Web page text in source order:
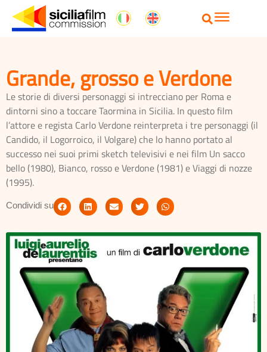
Grande, grosso e Verdone
Le storie di diversi personaggi si intrecciano per Roma e
dintorni sino a toccare Taormina in Sicilia. In questo film
l’attore e regista Carlo Verdone reinterpreta i tre personaggi (il
Candido, il Logorroico, il Volgare) che lo hanno portato al
successo nei suoi primi sketch televisivi e nei film Un sacco
bello (1980), Bianco, rosso e Verdone (1981) e Viaggi di nozze
(1995).
Condividi su